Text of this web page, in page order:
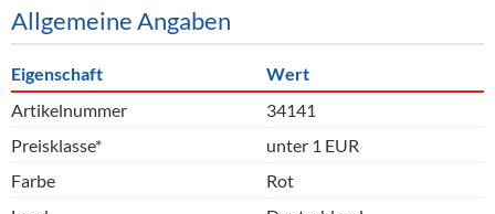
Allgemeine Angaben
Eigenschaft
Wert
Artikelnummer
34141
Preisklasse*
unter 1 EUR
Farbe
Rot